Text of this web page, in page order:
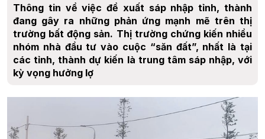
Thông tin về việc đề xuất sáp nhập tỉnh, thành
đang gây ra những phản ứng mạnh mẽ trên thị
trường bất động sản. Thị trường chứng kiến nhiều
nhóm nhà đầu tư vào cuộc “săn đất”, nhất là tại
các tỉnh, thành dự kiến là trung tâm sáp nhập, với
kỳ vọng hưởng lợ